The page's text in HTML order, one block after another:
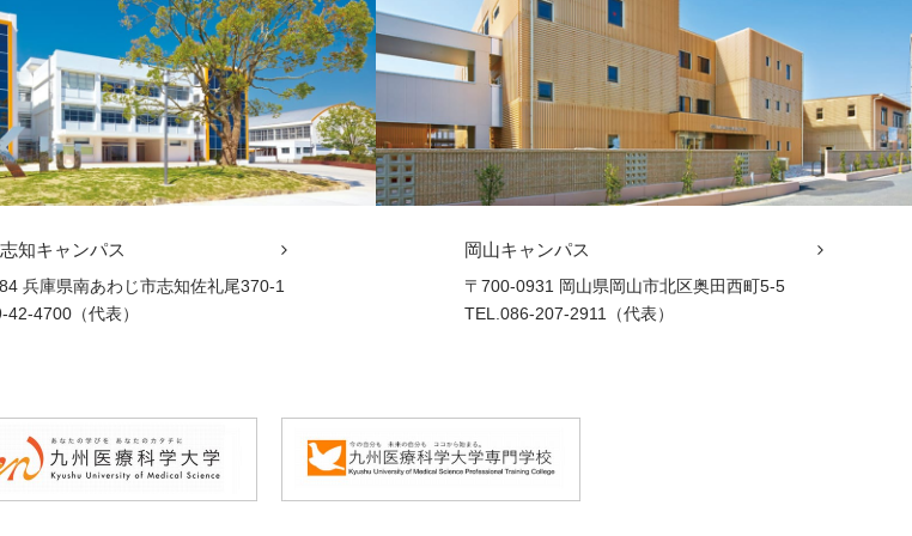
知キャンパス
兵庫県南あわじ市志知佐礼尾370-1
4700（代表）
岡山キャンパス
〒700-0931 岡山県岡山市北区奥田西町5-5
TEL.086-207-2911（代表）